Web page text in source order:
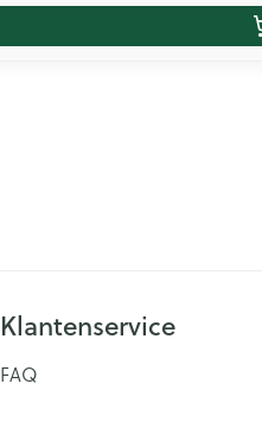
Klantenservice
FAQ